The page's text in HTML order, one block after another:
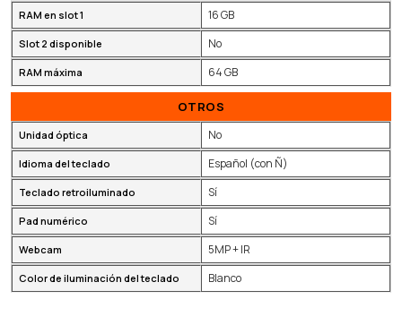
RAM en slot 1 16 GB
Slot 2 disponible No
RAM máxima 64 GB
OTROS
Unidad óptica No
Idioma del teclado Español (con Ñ)
Teclado retroiluminado Sí
Pad numérico Sí
Webcam 5MP + IR
Color de iluminación del teclado Blanco